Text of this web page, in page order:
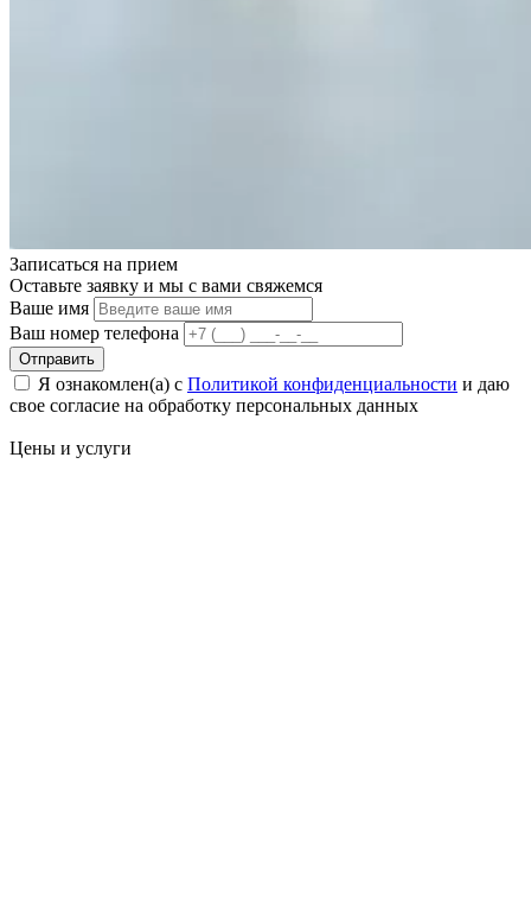
Записаться на прием
Оставьте заявку и мы с вами свяжемся
Ваше имя
Ваш номер телефона
Отправить
Я ознакомлен(а) с Политикой конфиденциальности и даю
свое cогласие на обработку персональных данных
Цены и услуги